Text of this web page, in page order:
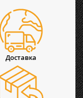
Доставка